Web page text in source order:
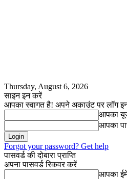
Thursday, August 6, 2026
साइन इन करें
आपका स्वागत है! अपने अकाउंट पर लॉग
आपका
आपका
Forgot your password? Get help
पासवर्ड की दोबारा प्राप्ति
अपना पासवर्ड रिकवर करें
आपका